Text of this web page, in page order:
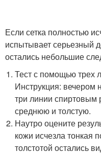
Если сетка полностью
испытывает серьезный
остались небольшие
Тест с помощью трех
Инструкция: вечером
три линии спиртовым
среднюю и толстую.
Наутро оцените
кожи исчезла тонкая
толстотой остались